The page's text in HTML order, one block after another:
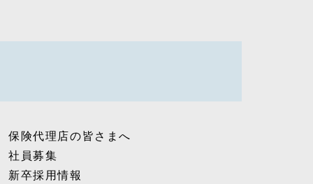
保険代理店の皆さまへ
社員募集
新卒採用情報